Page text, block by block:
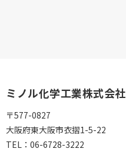
ミノル化学工業株式会社
〒577-0827
大阪府東大阪市衣摺1-5-22
TEL： 06-6728-3222